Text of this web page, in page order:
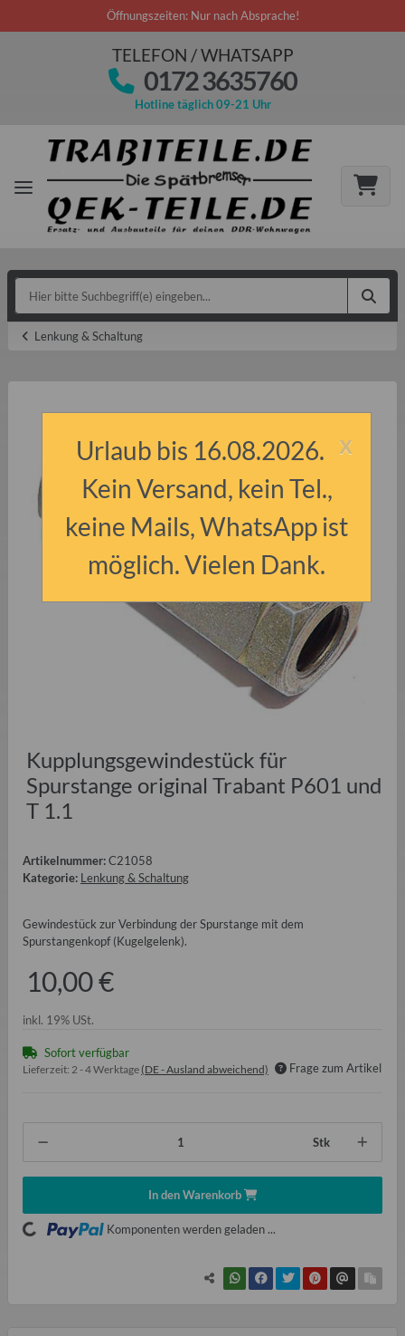
Öffnungszeiten: Nur nach Absprache!
TELEFON / WHATSAPP
0172 3635760
Hotline täglich 09-21 Uhr
Lenkung & Schaltung
Kupplungsgewindestück für
Spurstange original Trabant P601 und
T 1.1
Artikelnummer:C21058
Kategorie: Lenkung & Schaltung
Gewindestück zur Verbindung der Spurstange mit dem
Spurstangenkopf (Kugelgelenk).
10,00 €
inkl. 19% USt.
Sofort verfügbar
Lieferzeit: 2 - 4 Werktage (DE - Ausland abweichend) Frage zum Artikel
Stk
In den Warenkorb
Komponenten werden geladen ...
x
Urlaub bis 16.08.2026.
Kein Versand, kein Tel.,
keine Mails, WhatsApp ist
möglich. Vielen Dank.